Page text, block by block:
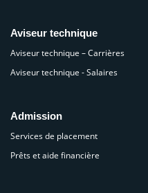
Aviseur technique
Aviseur technique – Carrières
Aviseur technique - Salaires
Admission
Services de placement
Prêts et aide financière